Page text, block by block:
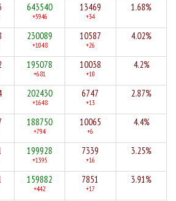
643540
+5946
13469
+34
1.68%
230089
+1048
10587
+26
4.02%
195078
+681
10038
+10
4.2%
202430
+1648
6747
+13
2.87%
188750
+794
10065
+6
4.4%
199928
+1395
7339
+16
3.25%
159882
+442
7851
+17
3.91%